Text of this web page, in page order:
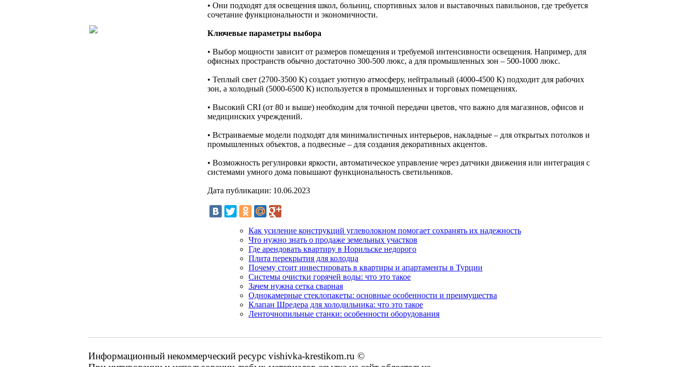
• Они подходят для освещения школ, больниц, спортивных залов и выставочных павильонов, где требуется
сочетание функциональности и экономичности.
Ключевые параметры выбора
• Выбор мощности зависит от размеров помещения и требуемой интенсивности освещения. Например, для
офисных пространств обычно достаточно 300-500 люкс, а для промышленных зон – 500-1000 люкс.
• Теплый свет (2700-3500 К) создает уютную атмосферу, нейтральный (4000-4500 К) подходит для рабочих
зон, а холодный (5000-6500 К) используется в промышленных и торговых помещениях.
• Высокий CRI (от 80 и выше) необходим для точной передачи цветов, что важно для магазинов, офисов и
медицинских учреждений.
• Встраиваемые модели подходят для минималистичных интерьеров, накладные – для открытых потолков и
промышленных объектов, а подвесные – для создания декоративных акцентов.
• Возможность регулировки яркости, автоматическое управление через датчики движения или интеграция с
системами умного дома повышают функциональность светильников.
Дата публикации: 10.06.2023
Как усиление конструкций углеволокном помогает сохранять их надежность
Что нужно знать о продаже земельных участков
Где арендовать квартиру в Норильске недорого
Плита перекрытия для колодца
Почему стоит инвестировать в квартиры и апартаменты в Турции
Системы очистки горячей воды: что это такое
Зачем нужна сетка сварная
Однокамерные стеклопакеты: основные особенности и преимущества
Клапан Шредера для холодильника: что это такое
Ленточнопильные станки: особенности оборудования
Информационный некоммерческий ресурс vishivka-krestikom.ru ©